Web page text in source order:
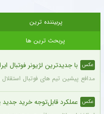
پربیننده ترین
پربحث ترین ها
عکس با جدیدترین لژیونر فوتبال
مدافع پیشین تیم های فوتبال
عکس عملکرد قابل‌توجه خرید جدید